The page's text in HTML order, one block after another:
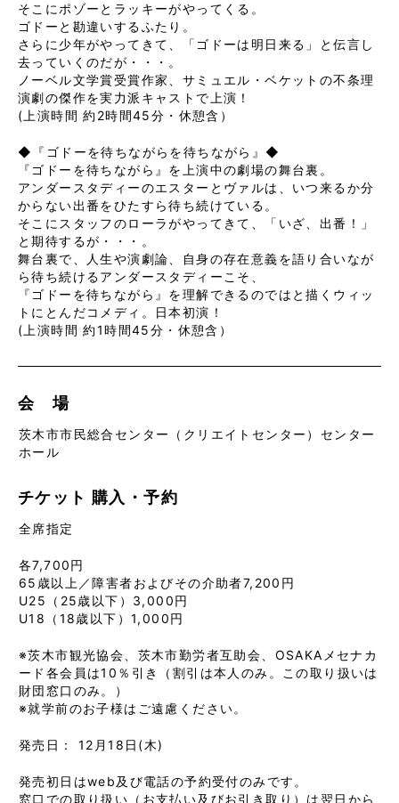
そこにポゾーとラッキーがやってくる。
ゴドーと勘違いするふたり。
さらに少年がやってきて、「ゴドーは明日来る」と伝言し
去っていくのだが・・・。
ノーベル文学賞受賞作家、サミュエル・ベケットの不条理
演劇の傑作を実力派キャストで上演！
(上演時間 約2時間45分・休憩含）
◆『ゴドーを待ちながらを待ちながら』◆
『ゴドーを待ちながら』を上演中の劇場の舞台裏。
アンダースタディーのエスターとヴァルは、いつ来るか分
からない出番をひたすら待ち続けている。
そこにスタッフのローラがやってきて、「いざ、出番！」
と期待するが・・・。
舞台裏で、人生や演劇論、自身の存在意義を語り合いなが
ら待ち続けるアンダースタディーこそ、
『ゴドーを待ちながら』を理解できるのではと描くウィッ
トにとんだコメディ。日本初演！
(上演時間 約1時間45分・休憩含）
会 場
茨木市市民総合センター（クリエイトセンター）センター
ホール
チケット 購入・予約
全席指定
各7,700円
65歳以上／障害者およびその介助者7,200円
U25（25歳以下）3,000円
U18（18歳以下）1,000円
※茨木市観光協会、茨木市勤労者互助会、OSAKAメセナカ
ード各会員は10％引き（割引は本人のみ。この取り扱いは
財団窓口のみ。）
※就学前のお子様はご遠慮ください。
発売日： 12月18日(木)
発売初日はweb及び電話の予約受付のみです。
窓口での取り扱い（お支払い及びお引き取り）は翌日から